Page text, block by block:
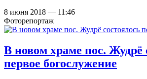
8 июня 2018 — 11:46
Фоторепортаж
В новом храме пос. Жудрё
первое богослужение